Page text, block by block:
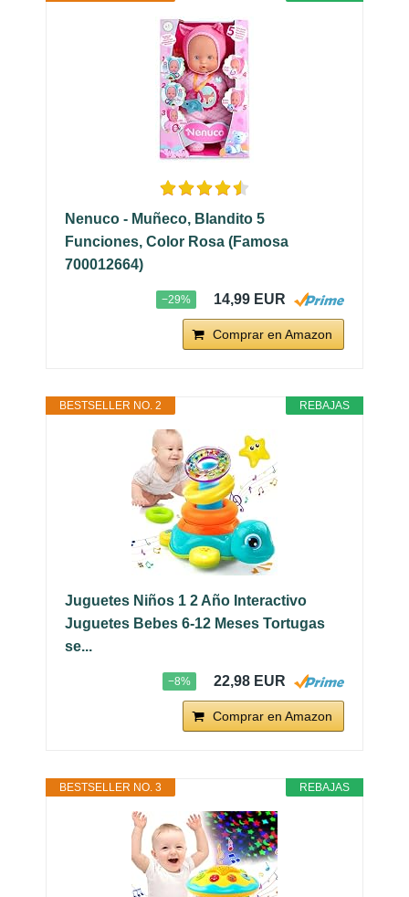
Nenuco - Muñeco, Blandito 5
Funciones, Color Rosa (Famosa
700012664)
−29% 14,99 EUR
Comprar en Amazon
REBAJAS
BESTSELLER NO. 2
Juguetes Niños 1 2 Año Interactivo
Juguetes Bebes 6-12 Meses Tortugas
se...
−8% 22,98 EUR
Comprar en Amazon
REBAJAS
BESTSELLER NO. 3